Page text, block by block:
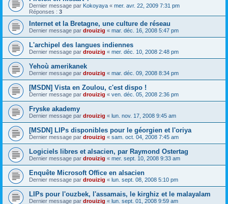
Dernier message par Kokoyaya « mer. avr. 22, 2009 7:31 pm
Réponses : 3
Internet et la Bretagne, une culture de réseau
Dernier message par drouizig « mar. déc. 16, 2008 5:47 pm
L'archipel des langues indiennes
Dernier message par drouizig « mer. déc. 10, 2008 2:48 pm
Yehoù amerikanek
Dernier message par drouizig « mar. déc. 09, 2008 8:34 pm
[MSDN] Vista en Zoulou, c'est dispo !
Dernier message par drouizig « ven. déc. 05, 2008 2:36 pm
Fryske akademy
Dernier message par drouizig « lun. nov. 17, 2008 9:45 am
[MSDN] LIPs disponibles pour le géorgien et l'oriya
Dernier message par drouizig « sam. oct. 04, 2008 7:45 am
Logiciels libres et alsacien, par Raymond Ostertag
Dernier message par drouizig « mer. sept. 10, 2008 9:33 am
Enquête Microsoft Office en alsacien
Dernier message par drouizig « lun. sept. 08, 2008 5:10 pm
LIPs pour l'ouzbek, l'assamais, le kirghiz et le malayalam
Dernier message par drouizig « lun. sept. 01, 2008 9:59 am